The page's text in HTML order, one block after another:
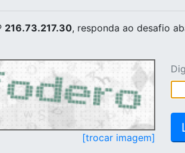
216.73.217.30, responda ao desafio
[trocar imagem]